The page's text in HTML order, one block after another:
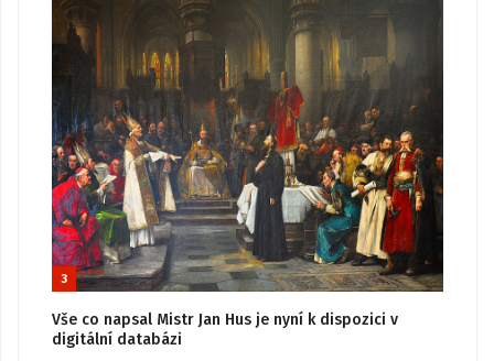
3
Vše co napsal Mistr Jan Hus je nyní k dispozici v
digitální databázi